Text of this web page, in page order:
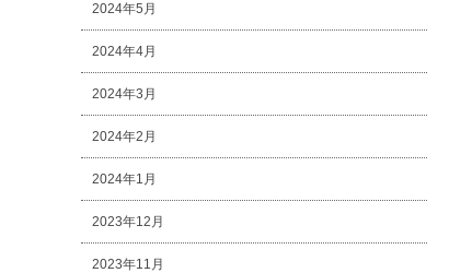
2024年5月
2024年4月
2024年3月
2024年2月
2024年1月
2023年12月
2023年11月